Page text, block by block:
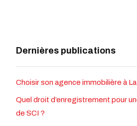
Dernières publications
Choisir son agence immobilière à
Quel droit d’enregistrement pour
de SCI ?